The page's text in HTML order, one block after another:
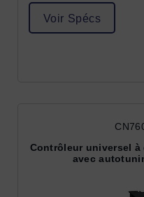
Voir Spécs
Contrôleur universel à
avec